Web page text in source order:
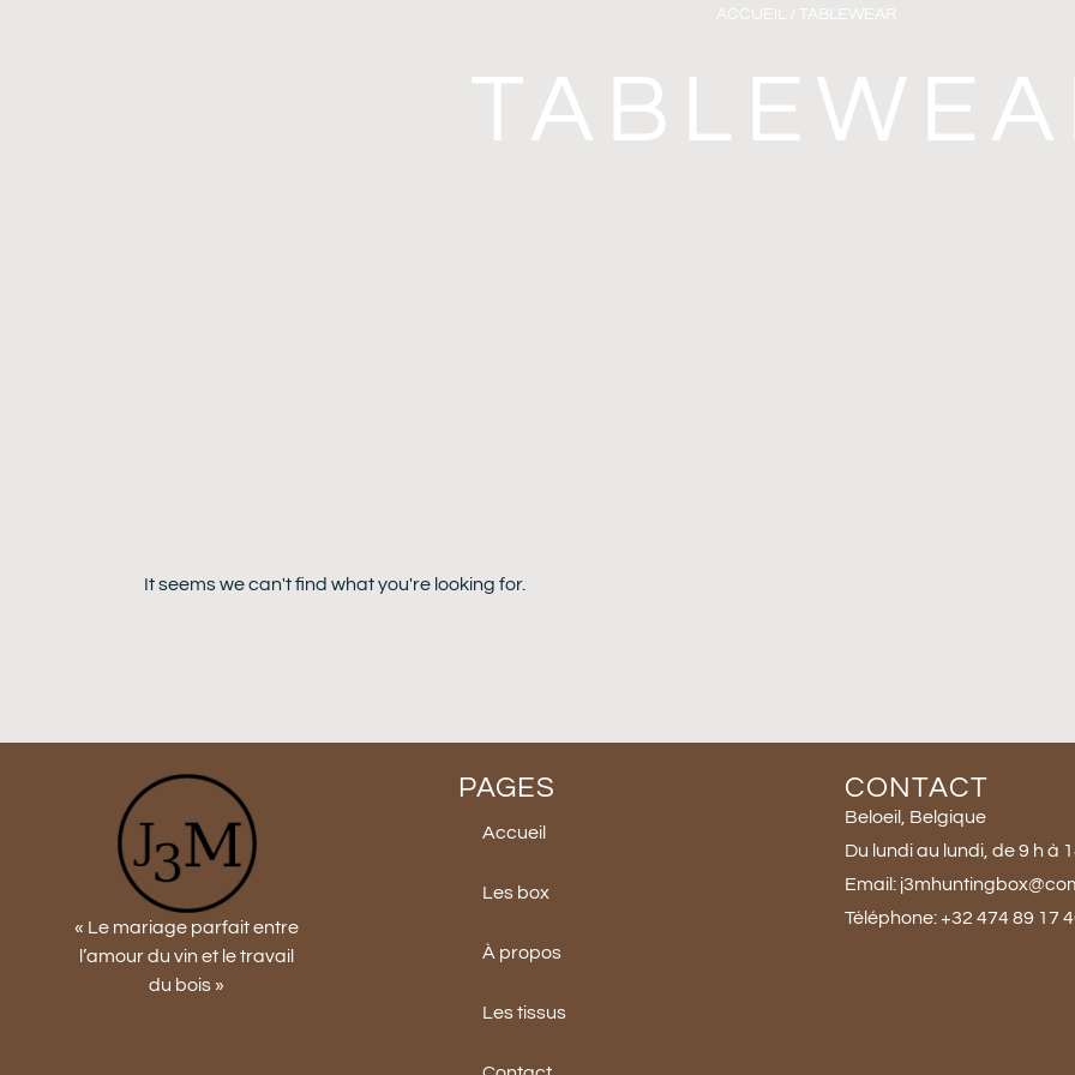
ACCUEIL / TABLEWEAR
It seems we can't find what you're looking for.
« Le mariage parfait entre
l’amour du vin et le travail
du bois »
PAGES
Accueil
Les box
À propos
Les tissus
CONTACT
Beloeil, Belgique
Du lundi au lundi, de 9 h à
Email:
Téléphone: +32 474 89 17